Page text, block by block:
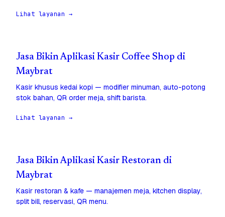
Lihat layanan →
Jasa Bikin Aplikasi Kasir Coffee Shop di
Maybrat
Kasir khusus kedai kopi — modifier minuman, auto-potong
stok bahan, QR order meja, shift barista.
Lihat layanan →
Jasa Bikin Aplikasi Kasir Restoran di
Maybrat
Kasir restoran & kafe — manajemen meja, kitchen display,
split bill, reservasi, QR menu.